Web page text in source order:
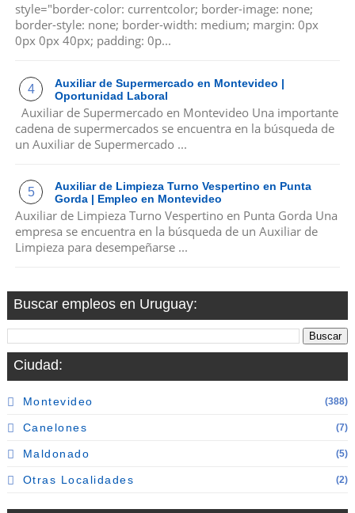
style="border-color: currentcolor; border-image: none;
border-style: none; border-width: medium; margin: 0px
0px 0px 40px; padding: 0p...
Auxiliar de Supermercado en Montevideo |
Oportunidad Laboral
Auxiliar de Supermercado en Montevideo Una importante
cadena de supermercados se encuentra en la búsqueda de
un Auxiliar de Supermercado ...
Auxiliar de Limpieza Turno Vespertino en Punta
Gorda | Empleo en Montevideo
Auxiliar de Limpieza Turno Vespertino en Punta Gorda Una
empresa se encuentra en la búsqueda de un Auxiliar de
Limpieza para desempeñarse ...
Buscar empleos en Uruguay:
Ciudad:
Montevideo (388)
Canelones (7)
Maldonado (5)
Otras Localidades (2)